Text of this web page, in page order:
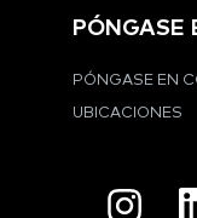
PÓNGASE
PÓNGASE EN
UBICACIONES